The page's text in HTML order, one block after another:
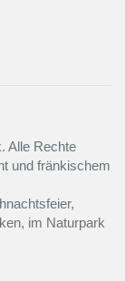
Alle Rechte
und fränkischem
im Naturpark